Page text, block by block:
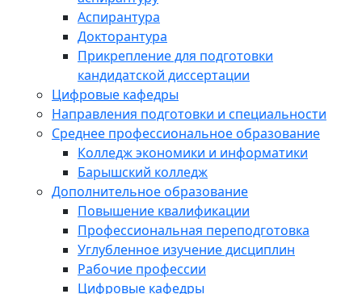
Аспирантура
Докторантура
Прикрепление для подготовки
кандидатской диссертации
Цифровые кафедры
Направления подготовки и специальности
Среднее профессиональное образование
Колледж экономики и информатики
Барышский колледж
Дополнительное образование
Повышение квалификации
Профессиональная переподготовка
Углубленное изучение дисциплин
Рабочие профессии
Цифровые кафедры